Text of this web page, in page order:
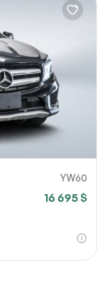
YW60
16 695 $